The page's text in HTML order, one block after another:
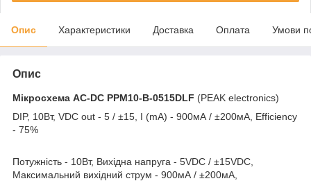
Опис Характеристики Доставка Оплата Умови
Опис
Мікросхема AC-DC PPM10-B-0515DLF (PEAK electronics)
DIP, 10Вт, VDC out - 5 / ±15, I (mA) - 900мА / ±200мА, Efficiency
- 75%
Потужність - 10Вт, Вихідна напруга - 5VDC / ±15VDC,
Максимальний вихідний струм - 900мА / ±200мА,